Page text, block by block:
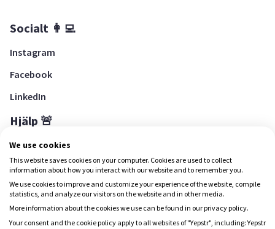
Socialt 👩‍💻
Instagram
Facebook
LinkedIn
Hjälp 🚨
Hjälpcenter
Ladda ned Yepstr
Ladda ned Yepstr
We use cookies
This website saves cookies on your computer. Cookies are used to collect
information about how you interact with our website and to remember you.
We use cookies to improve and customize your experience of the website, compile
statistics, and analyze our visitors on the website and in other media.
More information about the cookies we use can be found in our privacy policy.
Your consent and the cookie policy apply to all websites of "Yepstr", including: Yepstr